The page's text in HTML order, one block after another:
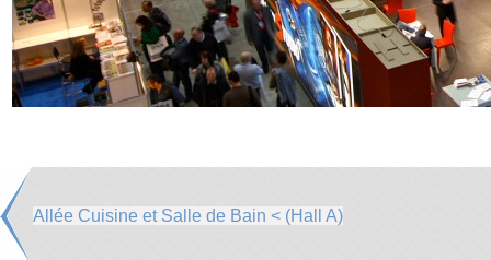
Allée Cuisine et Salle de Bain < (Hall A)